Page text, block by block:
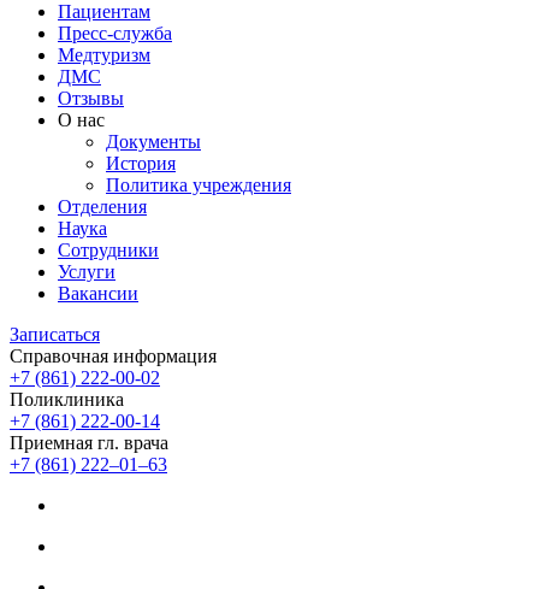
Пациентам
Пресс-служба
Медтуризм
ДМС
Отзывы
О нас
Документы
История
Политика учреждения
Отделения
Наука
Сотрудники
Услуги
Вакансии
Записаться
Справочная информация
+7 (861) 222-00-02
Поликлиника
+7 (861) 222-00-14
Приемная гл. врача
+7 (861) 222‒01‒63